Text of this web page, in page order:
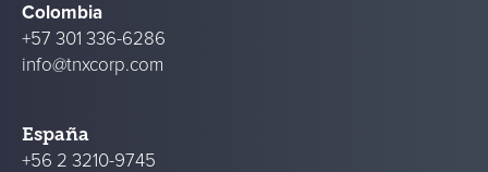
Colombia
+57 301 336-6286
info@tnxcorp.com
España
+56 2 3210-9745